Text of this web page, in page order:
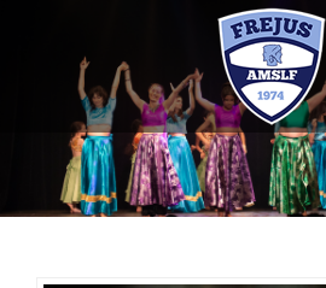
Vous êtes ici :